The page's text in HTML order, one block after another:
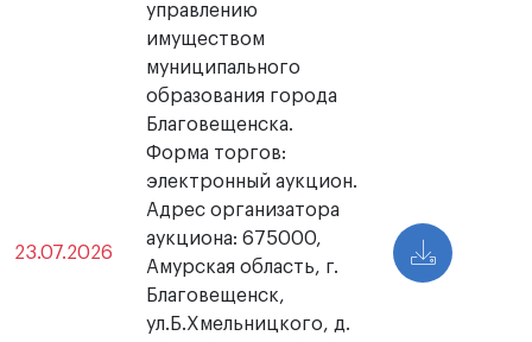
23.07.2026
управлению
имуществом
муниципального
образования города
Благовещенска.
Форма торгов:
электронный аукцион.
Адрес организатора
аукциона: 675000,
Амурская область, г.
Благовещенск,
ул.Б.Хмельницкого, д.